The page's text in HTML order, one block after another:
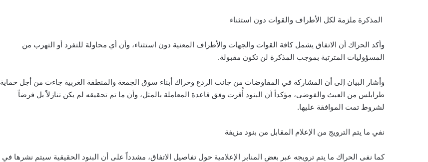
المذكرة ملزمة لكل الأطراف والقوات دون استثناء
وأكد الحراك أن الاتفاق يشمل كافة القوات والجهات والأطراف المعنية دون استثناء، وأن أي محاولة للتفرد أو التهرب من
المسؤوليات المترتبة بموجب المذكرة لن تكون مقبولة.
وأشار البيان إلى أن المشاركة في المفاوضات من جانب الردع وحراك أبناء سوق الجمعة والمنطقة الغربية جاءت من أجل حماية
طرابلس من العبث والفوضى، مؤكداً أن البنود أُقرت وفق قاعدة المعاملة بالمثل، وأن ما تم تحقيقه لم يكن تنازلاً بل فرضاً
لشروط تمت الموافقة عليها.
نفي ما يتم الترويج من الإعلام المقابل من بنود مزيفة
كما نفى الحراك ما يتم ترويجه عبر بعض المنابر الإعلامية حول تفاصيل الاتفاق، مشدداً على أن البنود الحقيقية سيتم نشرها في